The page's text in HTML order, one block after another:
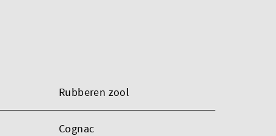
Rubberen zool
Cognac